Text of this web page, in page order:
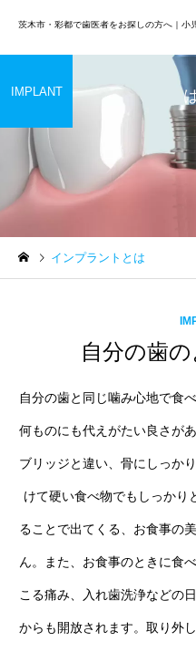
茨木市・彩都で歯医者をお探しの方へ｜
矯正歯科
夏休みは小学生・中学生
IMPLANT
インプラントとは
自分の歯
自分の歯と同じ噛み心地で食
何ものにも代えがたい良さが
ブリッジと違い、骨にしっか
けて硬い食べ物でもしっかり
ることで出てくる、お食事の
ん。また、お食事のときに食
こる痛み、入れ歯洗浄などの
からも開放されます。取り外